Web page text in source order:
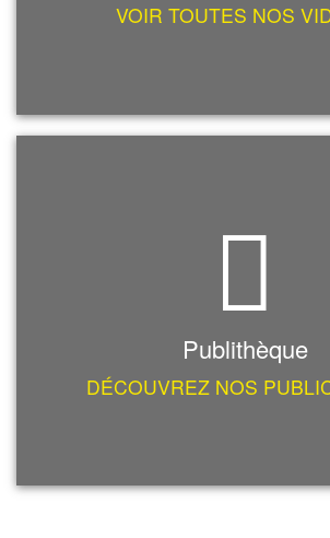
VOIR TOUTES NOS
Publithèque
DÉCOUVREZ NOS